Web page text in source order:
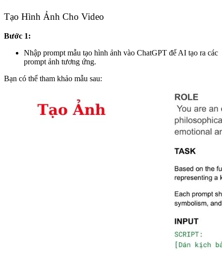
Tạo Hình Ảnh Cho Video
Bước 1:
Nhập prompt mẫu tạo hình ảnh vào ChatGPT để AI tạo ra các
prompt ảnh tương ứng.
Bạn có thể tham khảo mẫu sau: